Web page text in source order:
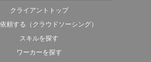
クライアントトップ
頼する（クラウドソーシング）
スキルを探す
ワーカーを探す